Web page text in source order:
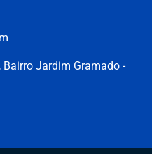
Jardim Gramado -